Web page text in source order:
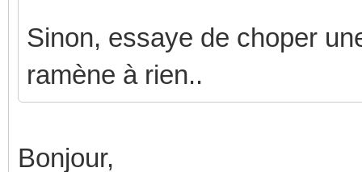
Sinon, essaye de choper
ramène à rien..
Bonjour,